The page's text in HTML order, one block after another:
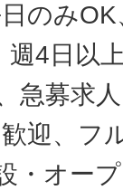
のみ
4日以
急募求
迎、フ
・オー